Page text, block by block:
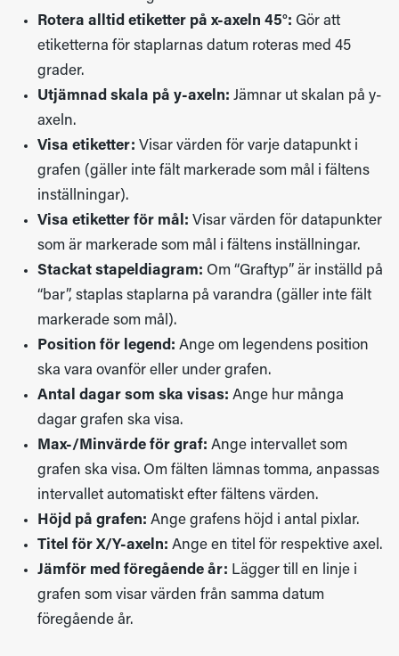
Rotera alltid etiketter på x-axeln 45°: Gör att
etiketterna för staplarnas datum roteras med 45
grader.
Utjämnad skala på y-axeln: Jämnar ut skalan på y-
axeln.
Visa etiketter: Visar värden för varje datapunkt i
grafen (gäller inte fält markerade som mål i fältens
inställningar).
Visa etiketter för mål: Visar värden för datapunkter
som är markerade som mål i fältens inställningar.
Stackat stapeldiagram: Om “Graftyp” är inställd på
“bar”, staplas staplarna på varandra (gäller inte fält
markerade som mål).
Position för legend: Ange om legendens position
ska vara ovanför eller under grafen.
Antal dagar som ska visas: Ange hur många
dagar grafen ska visa.
Max-/Minvärde för graf: Ange intervallet som
grafen ska visa. Om fälten lämnas tomma, anpassas
intervallet automatiskt efter fältens värden.
Höjd på grafen: Ange grafens höjd i antal pixlar.
Titel för X/Y-axeln: Ange en titel för respektive axel.
Jämför med föregående år: Lägger till en linje i
grafen som visar värden från samma datum
föregående år.